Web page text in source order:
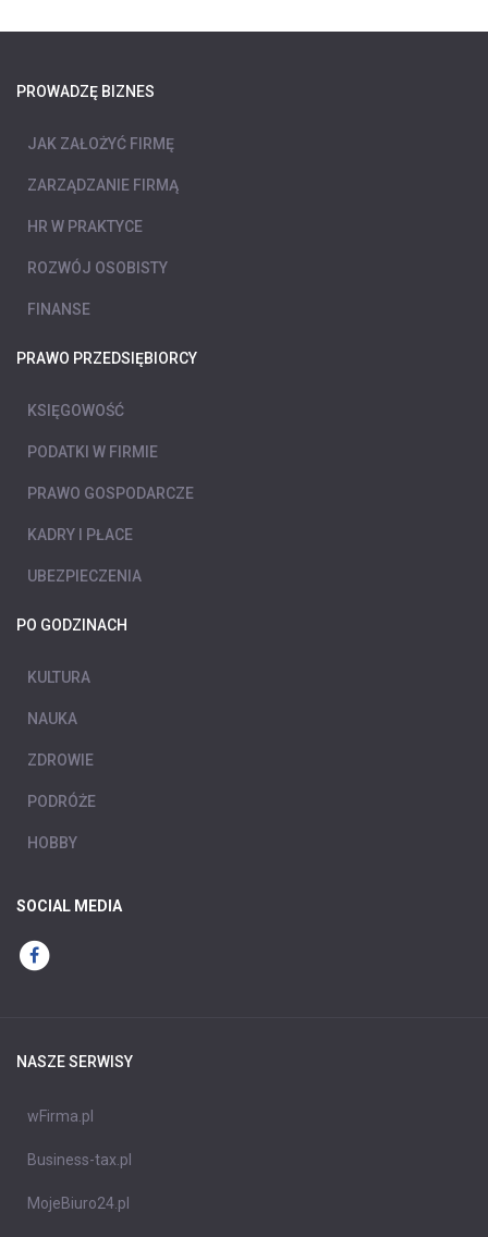
PROWADZĘ BIZNES
JAK ZAŁOŻYĆ FIRMĘ
ZARZĄDZANIE FIRMĄ
HR W PRAKTYCE
ROZWÓJ OSOBISTY
FINANSE
PRAWO PRZEDSIĘBIORCY
KSIĘGOWOŚĆ
PODATKI W FIRMIE
PRAWO GOSPODARCZE
KADRY I PŁACE
UBEZPIECZENIA
PO GODZINACH
KULTURA
NAUKA
ZDROWIE
PODRÓŻE
HOBBY
SOCIAL MEDIA
NASZE SERWISY
wFirma.pl
Business-tax.pl
MojeBiuro24.pl